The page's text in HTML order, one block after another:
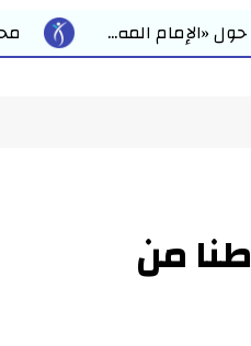
محمد رمضان يقود استعدادات
صوامع وشون الشرقية تستقبل ٩٧٩٩ طنا من